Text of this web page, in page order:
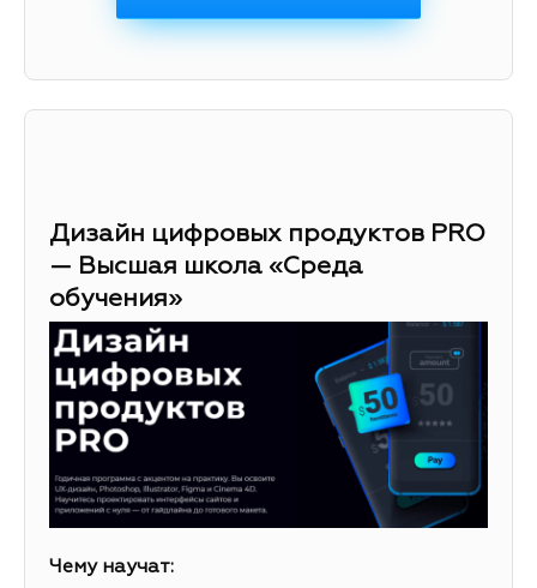
Дизайн цифровых продуктов PRO
— Высшая школа «Среда
обучения»
Чему научат: